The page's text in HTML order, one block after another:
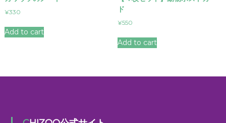
¥330
Add to cart
ド
¥550
Add to cart